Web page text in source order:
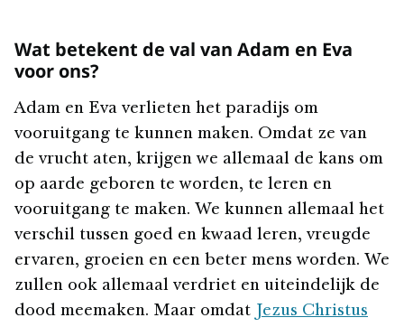
Wat betekent de val van Adam en Eva
voor ons?
Adam en Eva verlieten het paradijs om
vooruitgang te kunnen maken. Omdat ze van
de vrucht aten, krijgen we allemaal de kans om
op aarde geboren te worden, te leren en
vooruitgang te maken. We kunnen allemaal het
verschil tussen goed en kwaad leren, vreugde
ervaren, groeien en een beter mens worden. We
zullen ook allemaal verdriet en uiteindelijk de
dood meemaken. Maar omdat
Jezus Christus